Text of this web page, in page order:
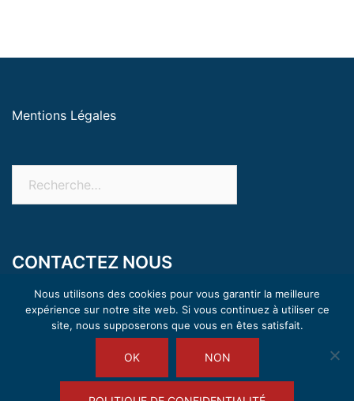
Mentions Légales
CONTACTEZ NOUS
+ 33 3 80 26 23 00
contact@andre-legroupe.com
Nous utilisons des cookies pour vous garantir la meilleure
expérience sur notre site web. Si vous continuez à utiliser ce
site, nous supposerons que vous en êtes satisfait.
OK NON